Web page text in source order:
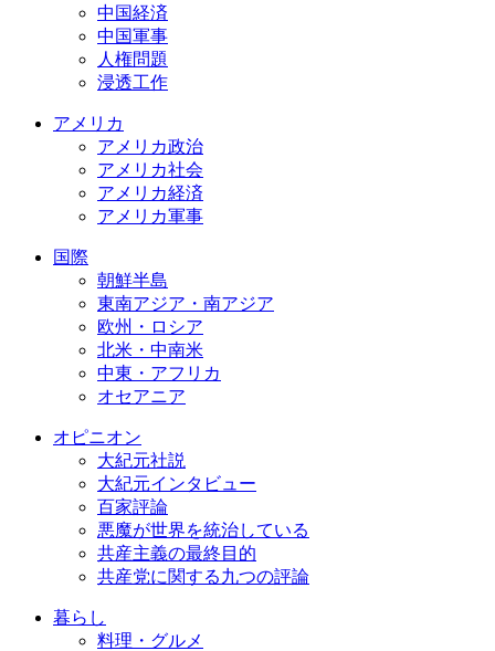
中国経済
中国軍事
人権問題
浸透工作
アメリカ
アメリカ政治
アメリカ社会
アメリカ経済
アメリカ軍事
国際
朝鮮半島
東南アジア・南アジア
欧州・ロシア
北米・中南米
中東・アフリカ
オセアニア
オピニオン
大紀元社説
大紀元インタビュー
百家評論
悪魔が世界を統治している
共産主義の最終目的
共産党に関する九つの評論
暮らし
料理・グルメ